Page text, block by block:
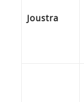
Joustra